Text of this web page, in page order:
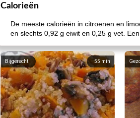
Calorieën
De meeste calorieën in citroenen en
en slechts 0,92 g eiwit en 0,25 g vet.
55 min
Bijgerecht